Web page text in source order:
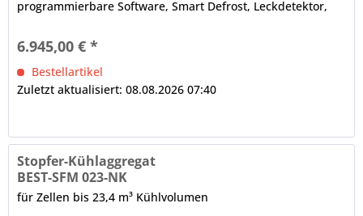
programmierbare Software, Smart Defrost, Leckdetektor,
6.945,00 € *
Bestellartikel
Zuletzt aktualisiert: 08.08.2026 07:40
Stopfer-Kühlaggregat
BEST-SFM 023-NK
für Zellen bis 23,4 m³ Kühlvolumen